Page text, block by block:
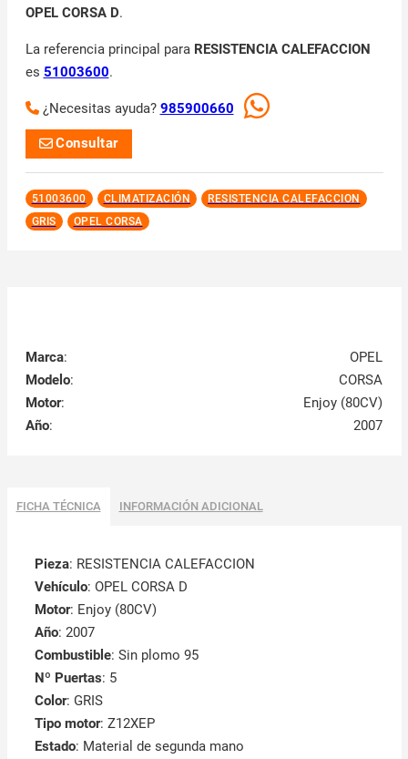
OPEL CORSA D.
La referencia principal para RESISTENCIA CALEFACCION
es 51003600.
¿Necesitas ayuda? 985900660
Consultar
51003600 CLIMATIZACIÓN
RESISTENCIA CALEFACCION
GRIS
OPEL CORSA
Marca:
OPEL
Modelo:
CORSA
Motor:
Enjoy (80CV)
Año: 2007
FICHA TÉCNICA INFORMACIÓN ADICIONAL
Pieza: RESISTENCIA CALEFACCION
Vehículo: OPEL CORSA D
Motor: Enjoy (80CV)
Año: 2007
Combustible: Sin plomo 95
Nº Puertas: 5
Color: GRIS
Tipo motor: Z12XEP
Estado: Material de segunda mano